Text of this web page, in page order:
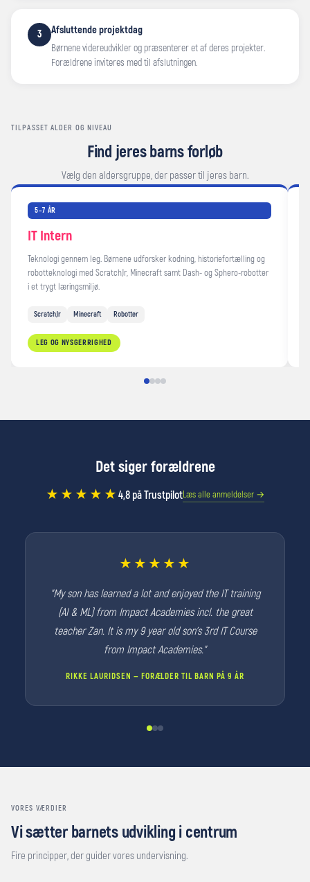
3 Afsluttende projektdag
Børnene videreudvikler og præsenterer et af deres projekter.
Forældrene inviteres med til afslutningen.
TILPASSET ALDER OG NIVEAU
Find jeres barns forløb
Vælg den aldersgruppe, der passer til jeres barn.
5–7 ÅR
IT Intern
Teknologi gennem leg. Børnene udforsker kodning, historiefortælling og
robotteknologi med ScratchJr, Minecraft samt Dash- og Sphero-robotter
i et trygt læringsmiljø.
ScratchJr Minecraft Robotter
LEG OG NYSGERRIGHED
Det siger forældrene
★★★★★ 4,8 på TrustpilotLæs alle anmeldelser →
★★★★★
"My son has learned a lot and enjoyed the IT training
(AI & ML) from Impact Academies incl. the great
teacher Zan. It is my 9 year old son's 3rd IT Course
from Impact Academies."
RIKKE LAURIDSEN — FORÆLDER TIL BARN PÅ 9 ÅR
VORES VÆRDIER
Vi sætter barnets udvikling i centrum
Fire principper, der guider vores undervisning.